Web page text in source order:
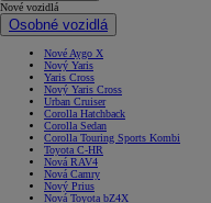
Nové vozidlá
Osobné vozidlá
Nové Aygo X
Nový Yaris
Yaris Cross
Nový Yaris Cross
Urban Cruiser
Corolla Hatchback
Corolla Sedan
Corolla Touring Sports Kombi
Toyota C-HR
Nová RAV4
Nová Camry
Nový Prius
Nová Toyota bZ4X